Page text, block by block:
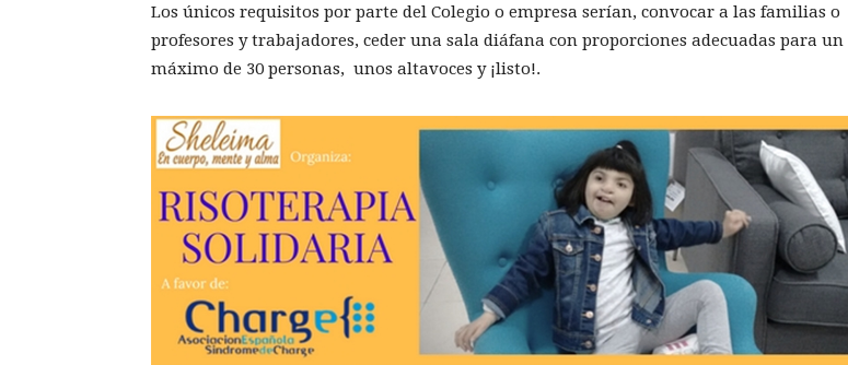
Los únicos requisitos por parte del Colegio o empresa serían, convocar a las familias o
profesores y trabajadores, ceder una sala diáfana con proporciones adecuadas para un
máximo de 30 personas, unos altavoces y ¡listo!.